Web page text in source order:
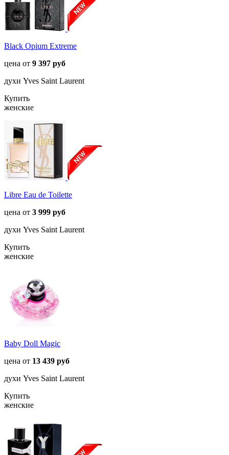
Black Opium Extreme
цена от 9 397 руб
духи Yves Saint Laurent
Купить
женские
Libre Eau de Toilette
цена от 3 999 руб
духи Yves Saint Laurent
Купить
женские
Baby Doll Magic
цена от 13 439 руб
духи Yves Saint Laurent
Купить
женские